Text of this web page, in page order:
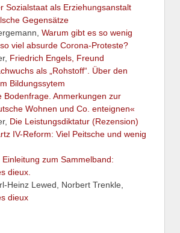
Sozialstaat als Erziehungsanstalt
Gegensätze
Warum gibt es so wenig
viel absurde Corona-Proteste?
Friedrich Engels, Freund
als „Rohstoff“. Über den
Bildungssytem
Bodenfrage. Anmerkungen zur
Wohnen und Co. enteignen«
Die Leistungsdiktatur (Rezension)
IV-Reform: Viel Peitsche und wenig
Einleitung zum Sammelband:
dieux.
Heinz Lewed, Norbert Trenkle,
dieux